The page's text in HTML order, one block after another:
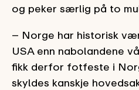
og peker særlig på to
– Norge har historisk
USA enn nabolandene
fikk derfor fotfeste i
skyldes kanskje